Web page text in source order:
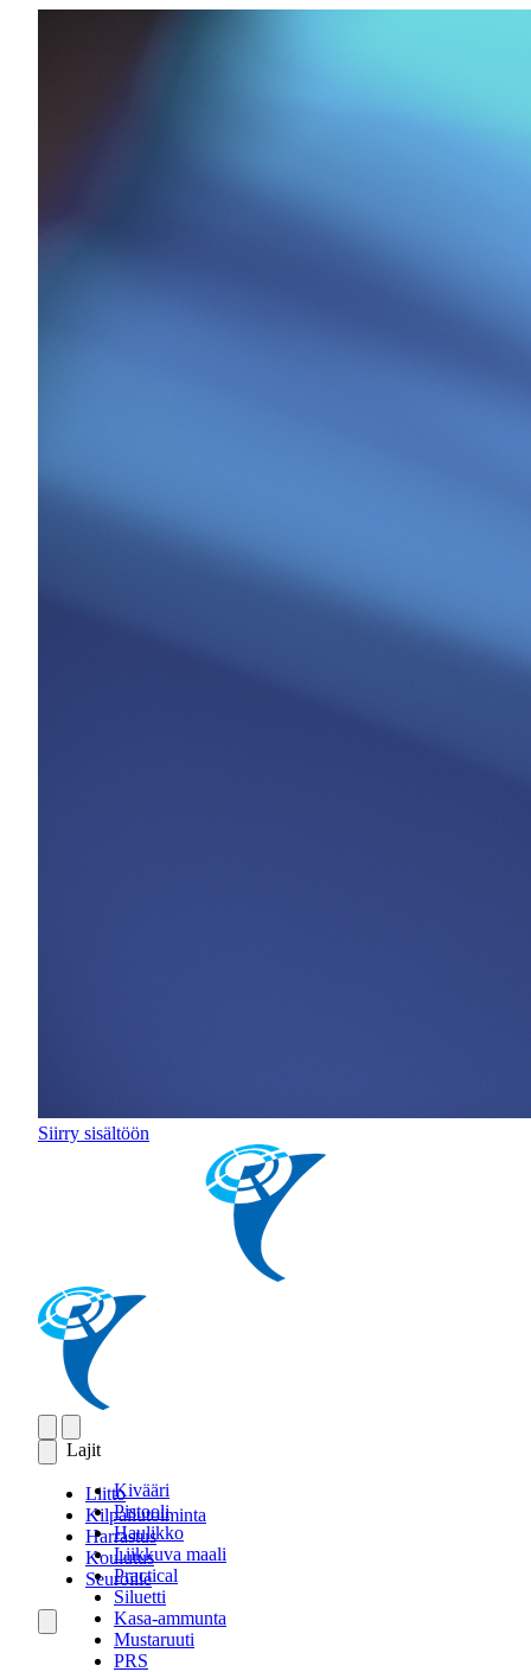
Siirry sisältöön
Lajit
Kivääri
Pistooli
Haulikko
Liikkuva maali
Practical
Siluetti
Kasa-ammunta
Mustaruuti
PRS
Liitto
Kilpailutoiminta
Harrastus
Koulutus
Seuroille